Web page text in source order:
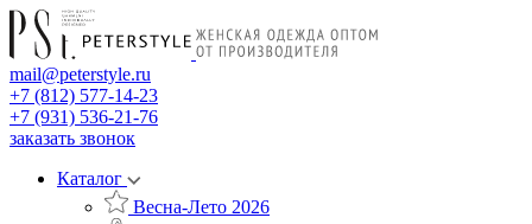
mail@peterstyle.ru
+7 (812) 577-14-23
+7 (931) 536-21-76
заказать звонок
Каталог
Весна-Лето 2026